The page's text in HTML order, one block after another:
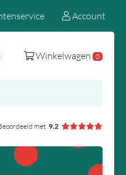
Account
Winkelwagen 0
met 9.2